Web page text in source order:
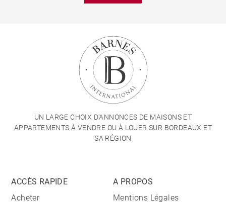
UN LARGE CHOIX D'ANNONCES DE MAISONS ET
APPARTEMENTS À VENDRE OU À LOUER SUR BORDEAUX ET
SA RÉGION
ACCÈS RAPIDE
Acheter
A PROPOS
Mentions Légales